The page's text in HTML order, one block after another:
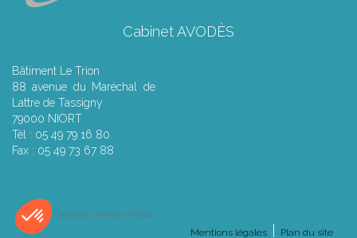
Cabinet AVODÈS
Bâtiment Le Trion
88 avenue du Maréchal de
Lattre de Tassigny
79000 NIORT
Tél : 05 49 79 16 80
Fax : 05 49 73 67 88
Septeo Digital & Services © 2016
Plan du site
Mentions légales